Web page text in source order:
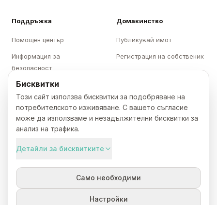
Поддръжка
Помощен център
Информация за
безопасност
Опции за отмяна
Антидискриминация
Свържете се с нас
Домакинство
Публикувай имот
Регистрация на собственик
Вход за собственици
Бунгала
Кариери
Бисквитки
Този сайт използва бисквитки за подобряване на
потребителското изживяване. С вашето съгласие
може да използваме и незадължителни бисквитки за
анализ на трафика.
Детайли за бисквитките
Само необходими
Настройки